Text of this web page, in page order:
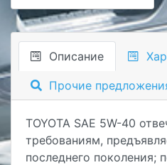
Описание
Прочие
TOYOTA SAE 5W-40
требованиям,
последнего поколения;